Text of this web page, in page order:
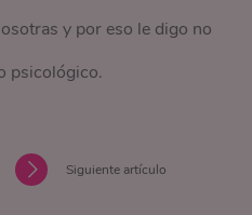
y por eso le digo no
psicológico.
Siguiente artículo